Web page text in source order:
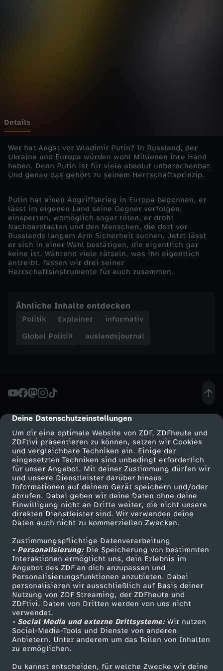
cmp-dialog-description
Deine Datenschutzeinstellungen
Um dir eine optimale Website von ZDF, ZDFheute und
ZDFtivi präsentieren zu können, setzen wir Cookies
und vergleichbare Techniken ein. Einige der
eingesetzten Techniken sind unbedingt erforderlich
für unser Angebot. Mit deiner Zustimmung dürfen wir
und unsere Dienstleister darüber hinaus
Informationen auf deinem Gerät speichern und/oder
abrufen. Dabei geben wir deine Daten ohne deine
Einwilligung nicht an Dritte weiter, die nicht unsere
direkten Dienstleister sind. Wir verwenden deine
Daten auch nicht zu kommerziellen Zwecken.
Zustimmungspflichtige Datenverarbeitung
• Personalisierung:Die Speicherung von bestimmten
Interaktionen ermöglicht uns, dein Erlebnis im
Angebot des ZDF an dich anzupassen und
Personalisierungsfunktionen anzubieten. Dabei
personalisieren wir ausschließlich auf Basis deiner
Nutzung von ZDF Streaming, der ZDFheute und
ZDFtivi. Daten von Dritten werden von uns nicht
verwendet.
• Social Media und externe Drittsysteme:Wir nutzen
Social-Media-Tools und Dienste von anderen
Anbietern. Unter anderem um das Teilen von Inhalten
zu ermöglichen.
Du kannst entscheiden, für welche Zwecke wir deine
X
-
P
r
i
n
z
p
P
t
i
n
Details
Wer hat Angst vor Wladimir Putin? In Russland, der
Ukraine und Europa würden wohl Millionen ihre Hand
heben. Denn Putin ist für viele absolut unberechenbar.
Und genau das gehört zu seinem Herrschaftsprinzip.
Putin hat einen Angriffskrieg in Europa begonnen, er
lässt im eigenen Land seine Gegner verfolgen,
einsperren, womöglich sogar töten, er droht
Nachbarstaaten und den Menschen, die dort vor
Russlands langem Arm Sicherheit suchen. Jetzt lässt
er sich in einer Wahl bestätigen, die eigentlich gar
keine ist. Während viele rätseln, was ihn eigentlich
antreibt, fassen wir drei seiner
Herrschaftsinstrumente für euch zusammen.
Ähnliche Inhalte entdecken
Politik Explainer
informativ
Global PolitiX
auslandsjournal
Mehr ZDF
ZDF-Apps
Smart TV
ZDFtext
Livestreams
Sendungen A-Z
TV-Programm
Service
ZDFmitreden
Kontakt zum ZDF
Tickets
Zuschauerservice
Hilfe
ZDF Unternehmen
Karriere